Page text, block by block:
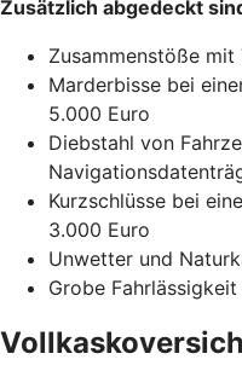
Zusätzlich abgedeckt
Zusammenstöße mit
Marderbisse bei
5.000 Euro
Diebstahl von
Kurzschlüsse bei
3.000 Euro
Unwetter und
Grobe Fahrlässigkeit